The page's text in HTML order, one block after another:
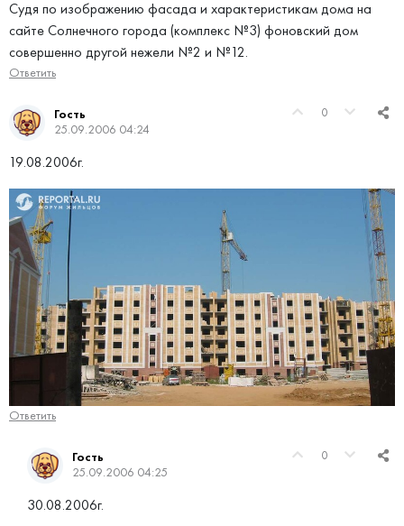
Судя по изображению фасада и характеристикам дома на
сайте Солнечного города (комплекс №3) фоновский дом
совершенно другой нежели №2 и №12.
Ответить
0
Гость
25.09.2006 04:24
19.08.2006г.
Ответить
0
Гость
25.09.2006 04:25
30.08.2006г.